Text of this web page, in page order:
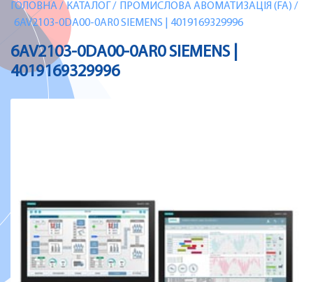
ГОЛОВНА/ КАТАЛОГ / ПРОМИСЛОВА АВОМАТИЗАЦІЯ (FA) /
6AV2103-0DA00-0AR0 SIEMENS | 4019169329996
6AV2103-0DA00-0AR0 SIEMENS |
4019169329996